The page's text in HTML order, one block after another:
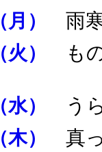
） 雨
）
も
） う
） 真